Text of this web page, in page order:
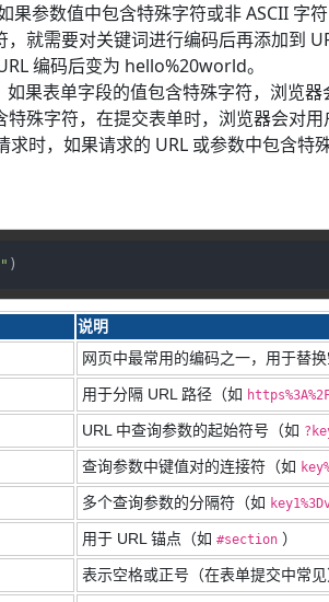
果参数值中包含特殊字符或非 ASCII 字
，就需要对关键词进行编码后再添加
编码后变为 hello%20world。
果表单字段的值包含特殊字符，浏览
殊字符，在提交表单时，浏览器会对用
求时，如果请求的 URL 或参数中包含
)
说明
网页中最常用的编码之一，用于替
用于分隔 URL 路径（如
URL 中查询参数的起始符号（如
查询参数中键值对的连接符（如
多个查询参数的分隔符（如
用于 URL 锚点（如 #section ）
表示空格或正号（在表单提交中常见